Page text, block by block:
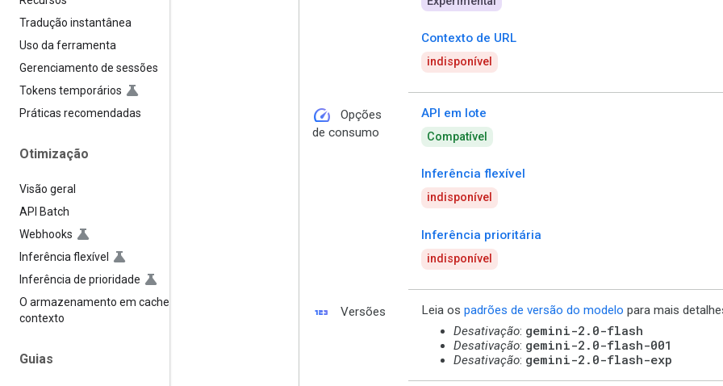
Tradução instantânea
Uso da ferramenta
Gerenciamento de sessões
Tokens temporários
Práticas recomendadas
Otimização
Visão geral
API Batch
Webhooks
Inferência flexível
Inferência de prioridade
O armazenamento em cache de
contexto
Guias
Contexto de URL
indisponível
speed
Opções
de consumo
API em lote
Compatível
Inferência flexível
indisponível
Inferência prioritária
indisponível
123 Versões Leia os padrões de versão do modelo para mais
Desativação: gemini-2.0-flash
Desativação: gemini-2.0-flash-001
Desativação: gemini-2.0-flash-exp